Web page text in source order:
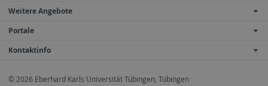
Weitere Angebote
Portale
Kontaktinfo
© 2026 Eberhard Karls Universität Tübingen, Tübingen